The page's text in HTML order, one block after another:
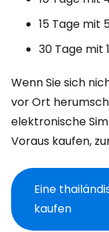
15 Tage mit
30 Tage mit
Wenn Sie sich
vor Ort
elektronische
Voraus kaufen,
Eine
kaufen